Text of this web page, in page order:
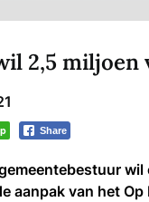
2,5
Share
aanpak van het